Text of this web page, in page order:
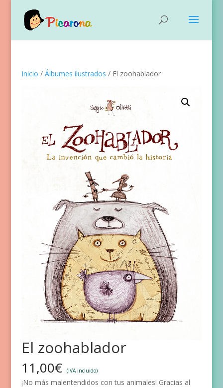
Inicio / Álbumes ilustrados / El zoohablador
El zoohablador
11,00€ (IVA incluido)
¡No más malentendidos con tus animales! Gracias al